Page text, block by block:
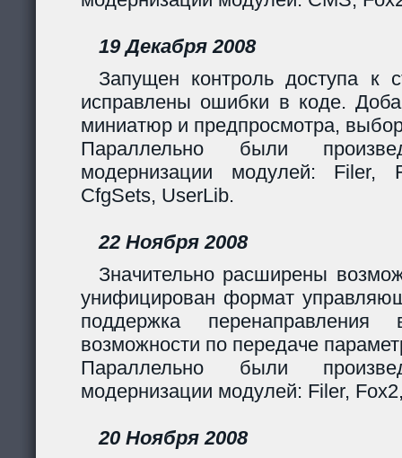
19 Декабря 2008
Запущен контроль доступа к
исправлены ошибки в коде.
миниатюр и предпросмотра,
Параллельно были
модернизации модулей: Filer,
CfgSets, UserLib.
22 Ноября 2008
Значительно расширены
унифицирован формат
поддержка
возможности по передаче
Параллельно были
модернизации модулей: Filer,
20 Ноября 2008